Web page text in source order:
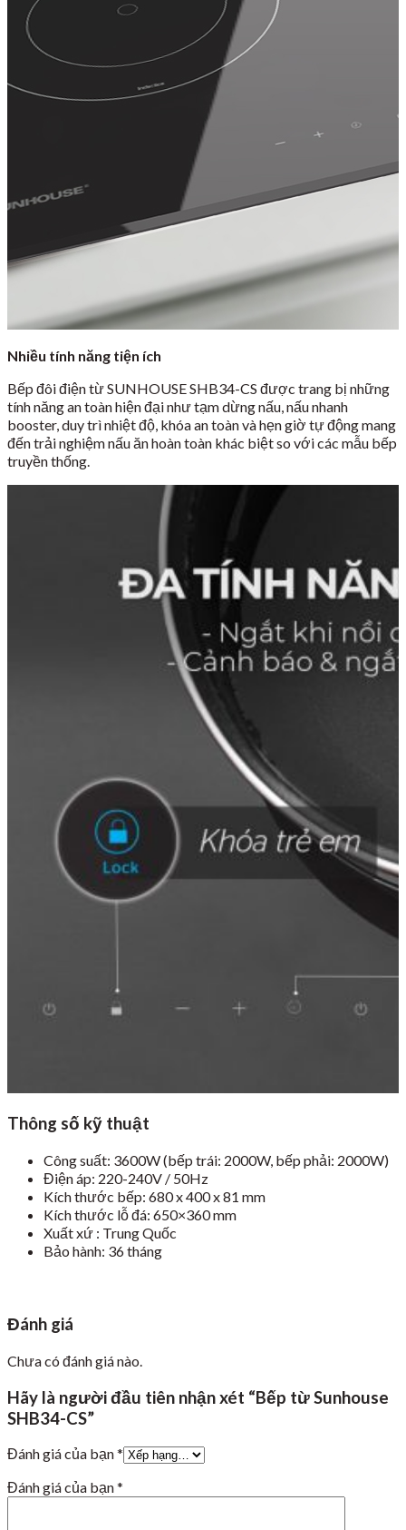
Nhiều tính năng tiện ích
Bếp đôi điện từ SUNHOUSE SHB34-CS được trang bị những
tính năng an toàn hiện đại như tạm dừng nấu, nấu nhanh
booster, duy trì nhiệt độ, khóa an toàn và hẹn giờ tự động mang
đến trải nghiệm nấu ăn hoàn toàn khác biệt so với các mẫu bếp
truyền thống.
Thông số kỹ thuật
Công suất: 3600W (bếp trái: 2000W, bếp phải: 2000W)
Điện áp: 220-240V / 50Hz
Kích thước bếp: 680 x 400 x 81 mm
Kích thước lỗ đá: 650×360 mm
Xuất xứ : Trung Quốc
Bảo hành: 36 tháng
Đánh giá
Chưa có đánh giá nào.
Hãy là người đầu tiên nhận xét “Bếp từ Sunhouse
SHB34-CS”
Đánh giá của bạn*
Đánh giá của bạn*